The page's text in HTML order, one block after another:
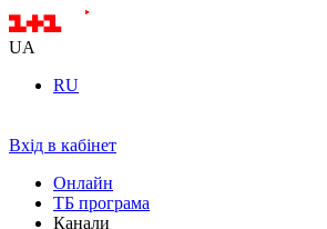
UA
RU
Вхід в кабінет
Онлайн
ТБ програма
Канали